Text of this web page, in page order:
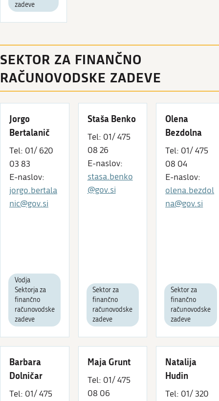
zadeve
SEKTOR ZA FINANČNO
RAČUNOVODSKE ZADEVE
Jorgo
Bertalanič
Tel: 01/ 620
03 83
E-naslov:
jorgo.bertala
nic@gov.si
Vodja
Sektorja za
finančno
računovodske
zadeve
Staša Benko
Tel: 01/ 475
08 26
E-naslov:
stasa.benko
@gov.si
Sektor za
finančno
računovodske
zadeve
Olena
Bezdolna
Tel: 01/ 475
08 04
E-naslov:
olena.bezdol
na@gov.si
Sektor za
finančno
računovodske
zadeve
Barbara
Dolničar
Tel: 01/ 475
Maja Grunt
Tel: 01/ 475
08 06
Natalija
Hudin
Tel: 01/ 320